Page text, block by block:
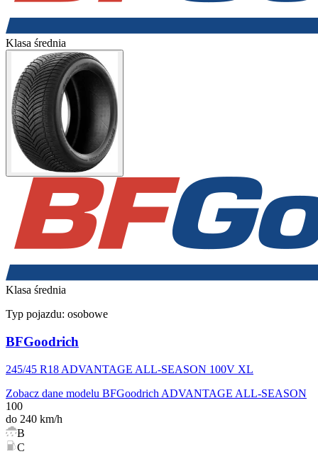
Klasa średnia
Klasa średnia
Typ pojazdu: osobowe
BFGoodrich
245/45 R18 ADVANTAGE ALL-SEASON 100V XL
Zobacz dane modelu BFGoodrich ADVANTAGE ALL-SEASON
100
do 240 km/h
B
C